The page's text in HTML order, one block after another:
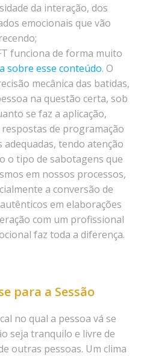
da interação, dos
emocionais que vão
funciona de forma muito
sobre esse conteúdo. O
mecânica das batidas,
na questão certa, sob
se faz a aplicação,
de programação
adequadas, tendo atenção
o tipo de sabotagens que
em nossos processos,
a conversão de
em elaborações
com um profissional
faz toda a diferença.
para a Sessão
no qual a pessoa vá se
seja tranquilo e livre de
outras pessoas. Um clima